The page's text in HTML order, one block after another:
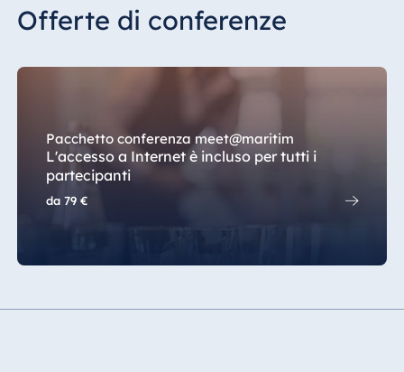
Offerte di conferenze
Pacchetto conferenza meet@maritim
L'accesso a Internet è incluso per tutti i
partecipanti
da79 €